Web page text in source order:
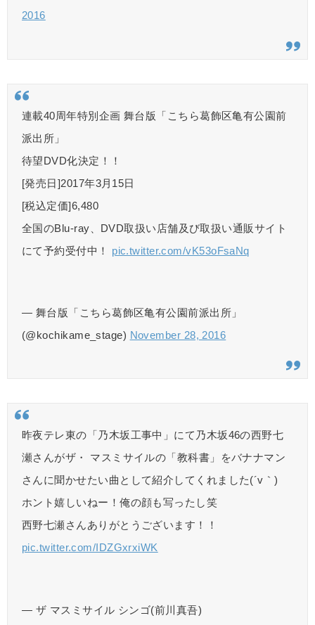
2016
連載40周年特別企画 舞台版「こちら葛飾区⻲有公園前
派出所」
待望DVD化決定！！
[発売日]2017年3月15日
[税込定価]6,480
全国のBlu-ray、DVD取扱い店舗及び取扱い通販サイト
にて予約受付中！ pic.twitter.com/vK53oFsaNq
— 舞台版「こちら葛飾区亀有公園前派出所」
(@kochikame_stage) November 28, 2016
昨夜テレ東の「乃木坂工事中」にて乃木坂46の西野七
瀬さんがザ・ マスミサイルの「教科書」をバナナマン
さんに聞かせたい曲として紹介してくれました(´v｀)
ホント嬉しいねー！俺の顔も写ったし笑
西野七瀬さんありがとうございます！！
pic.twitter.com/IDZGxrxiWK
— ザ マスミサイル シンゴ(前川真吾)